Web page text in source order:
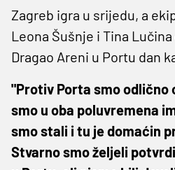
Zagreb igra u srijedu, a
Leona Šušnje i Tina
Dragao Areni u Portu dan
"Protiv Porta smo
smo u oba poluvremena
smo stali i tu je domaćin
Stvarno smo željeli